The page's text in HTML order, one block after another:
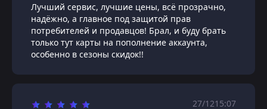
Лучший сервис, лучшие цены, всё прозрачно,
надёжно, а главное под защитой прав
потребителей и продавцов! Брал, и буду брать
только тут карты на пополнение аккаунта,
особенно в сезоны скидок!!
27/1215:07